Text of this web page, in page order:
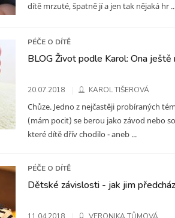
dítě mrzuté, špatně jí a jen tak nějaká hr
PÉČE O DÍTĚ
BLOG Život podle Karol: Ona ještě
20.07.2018 KAROL TIŠEROVÁ
Chůze. Jedno z nejčastěji probíraných
(mám pocit) se berou jako závod nebo
které dítě dřív chodilo - aneb ...
PÉČE O DÍTĚ
Dětské závislosti - jak jim